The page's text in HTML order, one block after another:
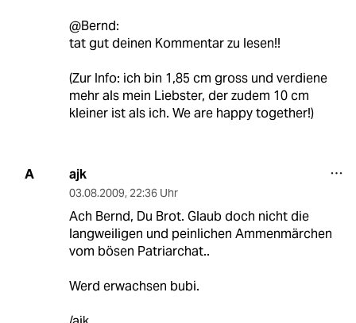
@Bernd:
tat gut deinen Kommentar zu lesen!!
(Zur Info: ich bin 1,85 cm gross und verdiene
mehr als mein Liebster, der zudem 10 cm
kleiner ist als ich. We are happy together!)
A ajk
03.08.2009, 22:36 Uhr
Ach Bernd, Du Brot. Glaub doch nicht die
langweiligen und peinlichen Ammenmärchen
vom bösen Patriarchat..
Werd erwachsen bubi.